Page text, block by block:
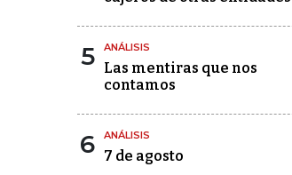
5 ANÁLISIS
Las mentiras que nos
contamos
6 ANÁLISIS
7 de agosto